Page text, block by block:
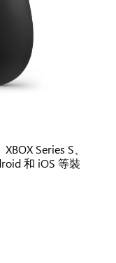
Series S、
和 iOS 等裝